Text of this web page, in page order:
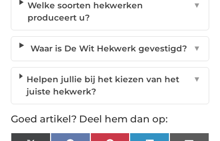
Welke soorten hekwerken
produceert u?
▼
Waar is De Wit Hekwerk gevestigd? ▼
Helpen jullie bij het kiezen van het
juiste hekwerk?
▼
Goed artikel? Deel hem dan op: